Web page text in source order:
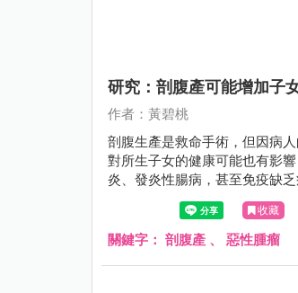
研究：剖腹產可能增加子
作者：黃碧桃
剖腹生產是救命手術，但因病
對所生子女的健康可能也有影
炎、發炎性腸病，甚至免疫缺
收藏
關鍵字： 剖腹產 、 惡性腫瘤